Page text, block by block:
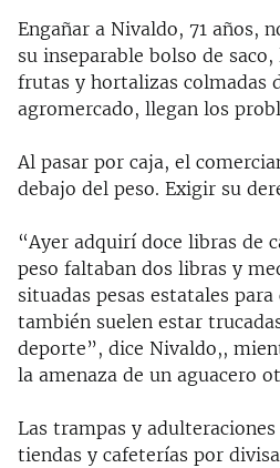
Engañar a Nivaldo, 71 años,
su inseparable bolso de
frutas y hortalizas colmadas
agromercado, llegan los
Al pasar por caja, el
debajo del peso. Exigir su
“Ayer adquirí doce libras de
peso faltaban dos libras y
situadas pesas estatales
también suelen estar
deporte”, dice Nivaldo,,
la amenaza de un aguacero
Las trampas y
tiendas y cafeterías por